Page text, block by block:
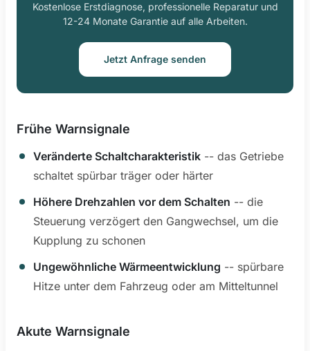
Kostenlose Erstdiagnose, professionelle Reparatur und
12-24 Monate Garantie auf alle Arbeiten.
Jetzt Anfrage senden
Frühe Warnsignale
Veränderte Schaltcharakteristik -- das Getriebe
schaltet spürbar träger oder härter
Höhere Drehzahlen vor dem Schalten -- die
Steuerung verzögert den Gangwechsel, um die
Kupplung zu schonen
Ungewöhnliche Wärmeentwicklung -- spürbare
Hitze unter dem Fahrzeug oder am Mitteltunnel
Akute Warnsignale